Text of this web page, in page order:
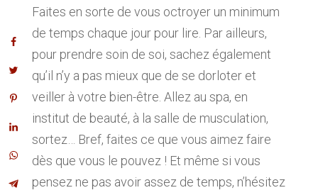
Faites en sorte de vous octroyer un minimum
de temps chaque jour pour lire. Par ailleurs,
pour prendre soin de soi, sachez également
qu’il n’y a pas mieux que de se dorloter et
veiller à votre bien-être. Allez au spa, en
institut de beauté, à la salle de musculation,
sortez… Bref, faites ce que vous aimez faire
dès que vous le pouvez ! Et même si vous
pensez ne pas avoir assez de temps, n’hésitez